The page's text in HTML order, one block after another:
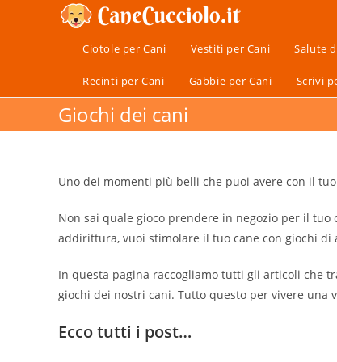
Ciotole per Cani Vestiti per Cani Salute
Recinti per Cani Gabbie per Cani Scrivi
Giochi dei cani
Uno dei momenti più belli che puoi avere con il
Non sai quale gioco prendere in negozio per il
addirittura, vuoi stimolare il tuo cane con giochi di
In questa pagina raccogliamo tutti gli articoli che
giochi dei nostri cani. Tutto questo per vivere una
Ecco tutti i post…